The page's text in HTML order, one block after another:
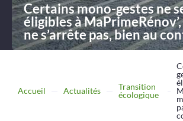
Certains mono-gestes ne
éligibles à
ne s’arrête pas, bien au
Accueil Actualités
Transition
écologique
Déchets etassainissement
TravaillerEntreprendre
Sedéplacer